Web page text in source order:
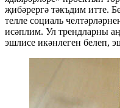
җибәрергә тәкъдим итте.
телле социаль
исәплим. Ул трендларны
эшлисе икәнлеген белеп,